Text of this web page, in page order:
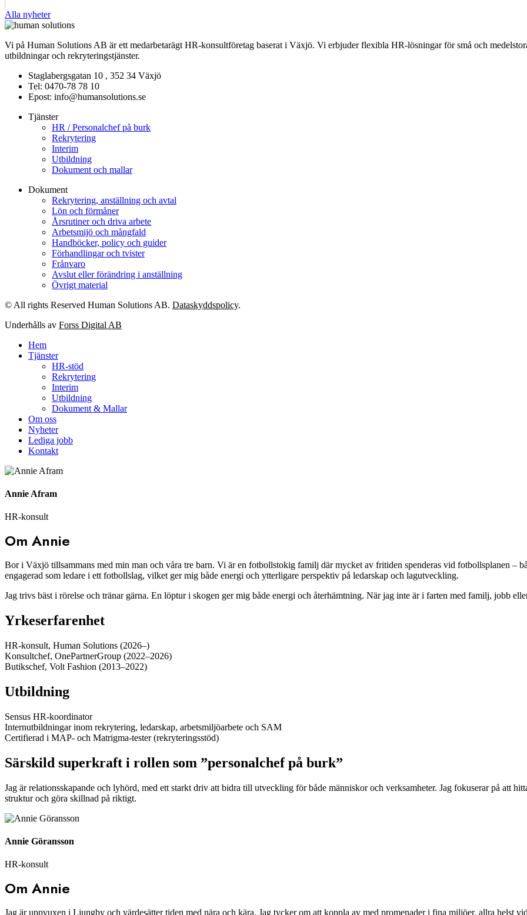
Alla nyheter
Vi på Human Solutions AB är ett medarbetarägt HR-konsultföretag baserat i Växjö. Vi erbjuder flexibla HR-lösningar för små och
utbildningar och rekryteringstjänster.
Staglabergsgatan 10 , 352 34 Växjö
Tel: 0470-78 78 10
Epost: info@humansolutions.se
Tjänster
HR / Personalchef på burk
Rekrytering
Interim
Utbildning
Dokument och mallar
Dokument
Rekrytering, anställning och avtal
Lön och förmåner
Årsrutiner och driva arbete
Arbetsmijö och mångfald
Handböcker, policy och guider
Förhandlingar och tvister
Frånvaro
Avslut eller förändring i anställning
Övrigt material
© All rights Reserved Human Solutions AB. Dataskyddspolicy.
Underhålls av Forss Digital AB
Hem
Tjänster
HR-stöd
Rekrytering
Interim
Utbildning
Dokument & Mallar
Om oss
Nyheter
Lediga jobb
Kontakt
Annie Afram
HR-konsult
Om Annie
Bor i Växjö tillsammans med min man och våra tre barn. Vi är en fotbollstokig familj där mycket av fritiden spenderas vid fotbollsplanen –
engagerad som ledare i ett fotbollslag, vilket ger mig både energi och ytterligare perspektiv på ledarskap och lagutveckling.
Jag trivs bäst i rörelse och tränar gärna. En löptur i skogen ger mig både energi och återhämtning. När jag inte är i farten med familj, jobb
Yrkeserfarenhet
HR-konsult, Human Solutions (2026–)
Konsultchef, OnePartnerGroup (2022–2026)
Butikschef, Volt Fashion (2013–2022)
Utbildning
Sensus HR-koordinator
Internutbildningar inom rekrytering, ledarskap, arbetsmiljöarbete och SAM
Certifierad i MAP- och Matrigma-tester (rekryteringsstöd)
Särskild superkraft i rollen som ”personalchef på burk”
Jag är relationsskapande och lyhörd, med ett starkt driv att bidra till utveckling för både människor och verksamheter. Jag fokuserar på att
struktur och göra skillnad på riktigt.
Annie Göransson
HR-konsult
Om Annie
Jag är uppvuxen i Ljungby och värdesätter tiden med nära och kära. Jag tycker om att koppla av med promenader i fina miljöer, allra helst